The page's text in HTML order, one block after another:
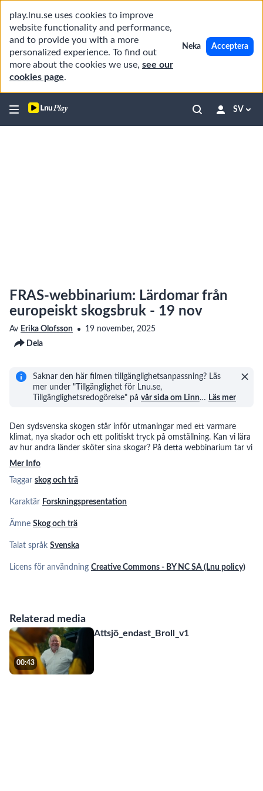
play.lnu.se uses cookies to improve
website functionality and performance,
and to provide you with a more
personalized experience. To find out
more about the cookies we use, see our
cookies page.
Neka Acceptera
SV
Relaterad media
00:43
Attsjö_endast_Broll_v1
FRAS-webbinarium: Lärdomar från
europeiskt skogsbruk - 19 nov
Av Erika Olofsson
19 november, 2025
Dela
Saknar den här filmen tillgänglighetsanpassning? Läs
mer under "Tillgänglighet för Lnu.se,
Tillgänglighetsredogörelse" på vår sida om Linn… Läs mer
Den sydsvenska skogen står inför utmaningar med ett varmare
klimat, nya skador och ett politiskt tryck på omställning. Kan vi lära
av hur andra länder sköter sina skogar? På detta webbinarium tar vi
Mer Info
Taggar skog och trä
Karaktär Forskningspresentation
Ämne Skog och trä
Talat språk Svenska
Licens för användning Creative Commons - BY NC SA (Lnu policy)